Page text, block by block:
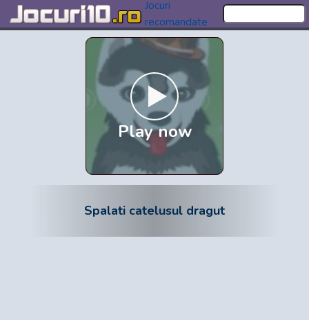
Jocuri
recomandate
Play now
Spalati catelusul dragut